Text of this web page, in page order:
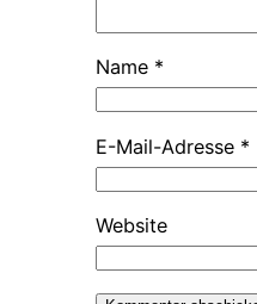
Name *
E-Mail-Adresse *
Website